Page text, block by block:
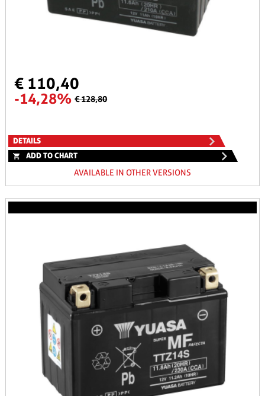
€ 110,40
-14,28% € 128,80
DETAILS
ADD TO CHART
AVAILABLE IN OTHER VERSIONS